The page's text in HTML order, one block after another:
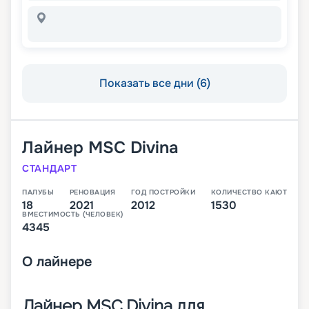
Показать все дни (6)
Лайнер MSC Divina
СТАНДАРТ
ПАЛУБЫ
18
РЕНОВАЦИЯ
2021
ГОД ПОСТРОЙКИ
2012
КОЛИЧЕСТВО КАЮТ
1530
ВМЕСТИМОСТЬ (ЧЕЛОВЕК)
4345
О лайнере